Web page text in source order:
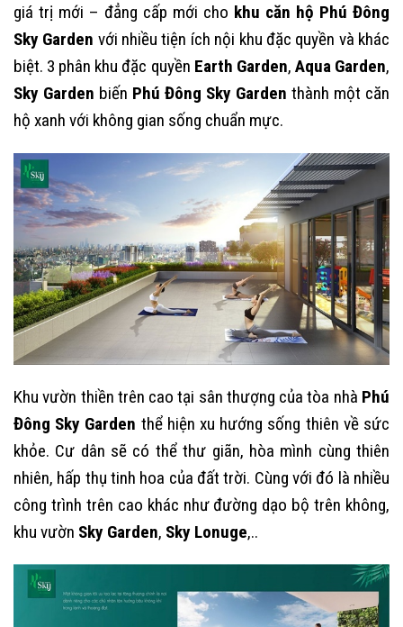
giá trị mới – đẳng cấp mới cho khu căn hộ Phú Đông
Sky Garden với nhiều tiện ích nội khu đặc quyền và khác
biệt. 3 phân khu đặc quyền Earth Garden, Aqua Garden,
Sky Garden biến Phú Đông Sky Garden thành một căn
hộ xanh với không gian sống chuẩn mực.
Khu vườn thiền trên cao tại sân thượng của tòa nhà Phú
Đông Sky Garden thể hiện xu hướng sống thiên về sức
khỏe. Cư dân sẽ có thể thư giãn, hòa mình cùng thiên
nhiên, hấp thụ tinh hoa của đất trời. Cùng với đó là nhiều
công trình trên cao khác như đường dạo bộ trên không,
khu vườn Sky Garden, Sky Lonuge,..